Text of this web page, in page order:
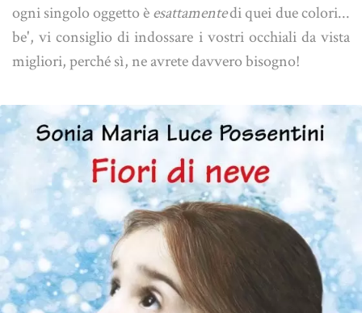
ogni singolo oggetto èesattamentedi quei due colori...
be', vi consiglio di indossare i vostri occhiali da vista
migliori, perché sì, ne avrete davvero bisogno!